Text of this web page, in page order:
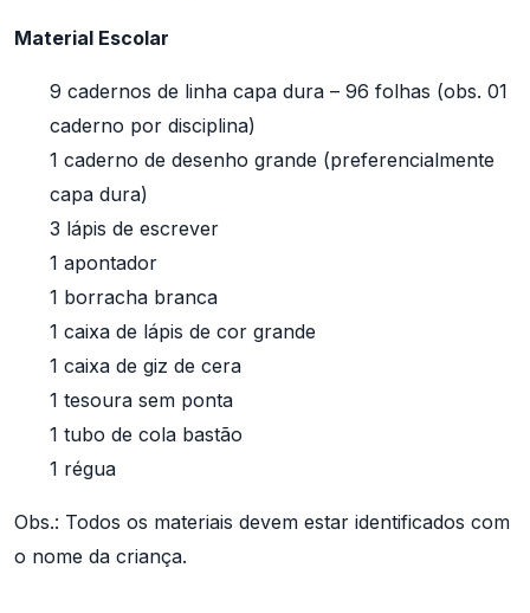
Material Escolar
9 cadernos de linha capa dura – 96 folhas (obs. 01
caderno por disciplina)
1 caderno de desenho grande (preferencialmente
capa dura)
3 lápis de escrever
1 apontador
1 borracha branca
1 caixa de lápis de cor grande
1 caixa de giz de cera
1 tesoura sem ponta
1 tubo de cola bastão
1 régua
Obs.: Todos os materiais devem estar identificados com
o nome da criança.